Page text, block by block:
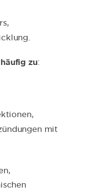
zu:
mit